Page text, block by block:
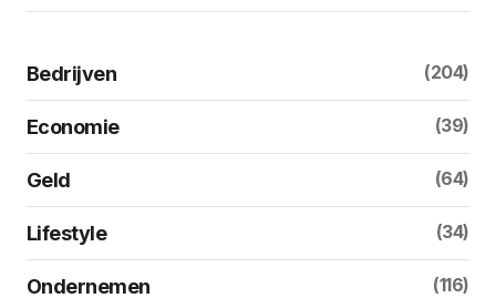
Bedrijven (204)
Economie (39)
Geld (64)
Lifestyle (34)
Ondernemen (116)